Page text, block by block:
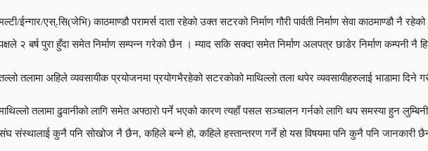
ईन्गार/एस्.सि(जेभि) काठमाण्डौ परामर्स दाता रहेको उक्त सटरको निर्माण गौरी पार्वती निर्माण सेवा काठमाण्डौ
२ बर्ष पुरा हुँदा समेत निर्माण सम्पन्न गरेको छैन । म्याद सकि सक्दा समेत निर्माण अलपत्र छाडेर निर्माण कम्पनी नै
तलामा अहिले व्यवसायीक प्रयोजनमा प्रयोगभैरहेको सटरकोको माथिल्लो तला थपेर व्यवसायीहरुलाई भाडामा
तलामा ढुवानीको लागि समेत अफ्ठारो पर्ने भएको कारण त्यहाँ पसल सञ्चालन गर्नको लागि थप समस्या हुन
संस्थालाई कुनै पनि सोखोज नै छैन, कहिले बन्ने हो, कहिले हस्तान्तरण गर्ने हो यस विषयमा पनि कुनै पनि जानकारी